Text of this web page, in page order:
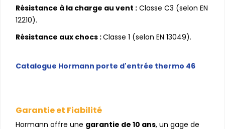
Résistance à la charge au vent : Classe C3 (selon EN
12210).
Résistance aux chocs :Classe 1 (selon EN 13049).
Catalogue Hormann porte d'entrée thermo 46
Garantie et Fiabilité
Hormann offre une garantie de 10 ans, un gage de